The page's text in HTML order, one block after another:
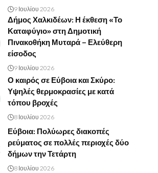
9 Ιουλίου 2026
Δήμος Χαλκιδέων: Η έκθεση «Το
Καταφύγιο» στη Δημοτική
Πινακοθήκη Μυταρά – Ελεύθερη
είσοδος
9 Ιουλίου 2026
Ο καιρός σε Εύβοια και Σκύρο:
Υψηλές θερμοκρασίες με κατά
τόπου βροχές
8 Ιουλίου 2026
Εύβοια: Πολύωρες διακοπές
ρεύματος σε πολλές περιοχές δύο
δήμων την Τετάρτη
8 Ιουλίου 2026